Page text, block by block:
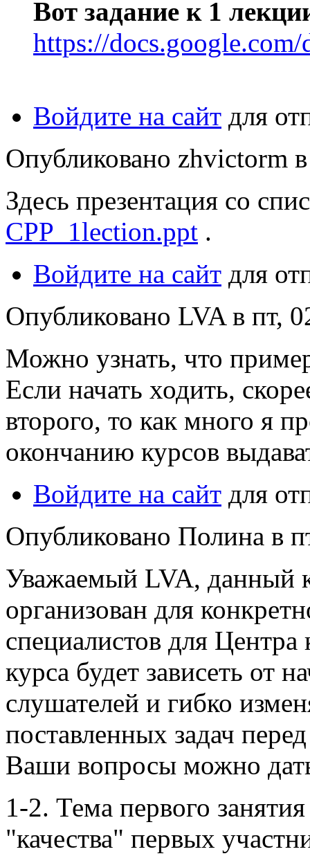
Вот задание к 1
https://
Войдите на сайт для
Опубликовано zhvictorm
Здесь презентация со
CPP_1lection.ppt .
Войдите на сайт для
Опубликовано LVA в пт,
Можно узнать, что
Если начать ходить,
второго, то как много я
окончанию курсов
Войдите на сайт для
Опубликовано Полина в
Уважаемый LVA, данный
организован для
специалистов для
курса будет зависеть от
слушателей и гибко
поставленных задач
Ваши вопросы можно
1-2. Тема первого
"качества" первых